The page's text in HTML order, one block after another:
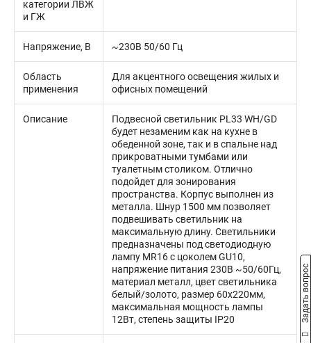
категории ЛВЖ
и ГЖ
Напряжение, В ~230В 50/60 Гц
Область
применения
Для акцентного освещения жилых и
офисных помещений
Описание
Подвесной светильник PL33 WH/GD
будет незаменим как на кухне в
обеденной зоне, так и в спальне над
прикроватными тумбами или
туалетным столиком. Отлично
подойдет для зонирования
пространства. Корпус выполнен из
металла. Шнур 1500 мм позволяет
подвешивать светильник на
максимальную длину. Светильники
предназначены под светодиодную
лампу MR16 с цоколем GU10,
напряжение питания 230В ~50/60Гц,
материал металл, цвет светильника
белый/золото, размер 60х220мм,
максимальная мощность лампы
12Вт, степень защиты IP20
Задать вопрос